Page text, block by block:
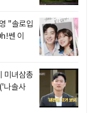
"솔로입
쎈 이
녀삼총
나솔사